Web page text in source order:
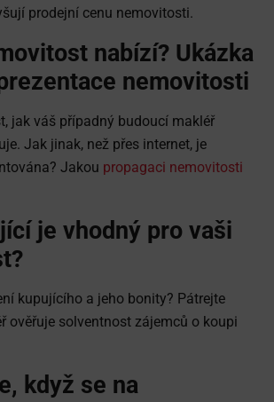
prodejní cenu nemovitosti.
nabízí? Ukázka
nemovitosti
jak váš případný budoucí makléř
Jak jinak, než přes internet, je
Jakou propagaci nemovitosti
je vhodný pro vaši
kupujícího a jeho bonity? Pátrejte
ověřuje solventnost zájemců o koupi
když se na